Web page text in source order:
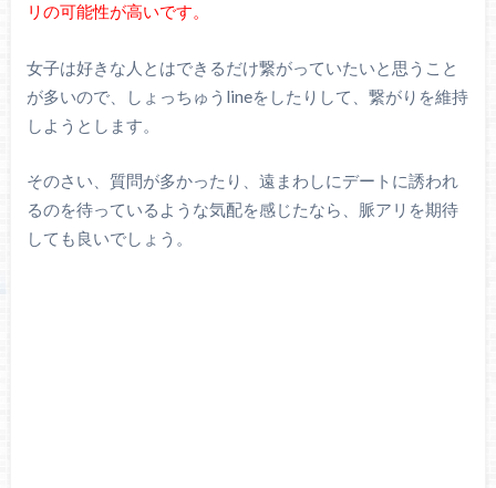
リの可能性が高いです。
女子は好きな人とはできるだけ繋がっていたいと思うこと
が多いので、しょっちゅうlineをしたりして、繋がりを維持
しようとします。
そのさい、質問が多かったり、遠まわしにデートに誘われ
るのを待っているような気配を感じたなら、脈アリを期待
しても良いでしょう。